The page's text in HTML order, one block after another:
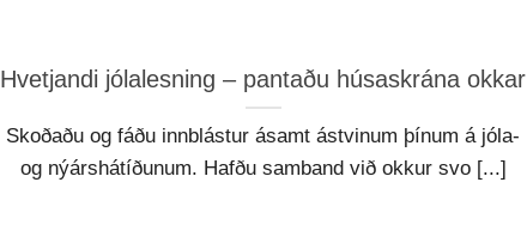
Hvetjandi jólalesning – pantaðu húsaskrána okkar
Skoðaðu og fáðu innblástur ásamt ástvinum þínum á jóla-
og nýárshátíðunum. Hafðu samband við okkur svo [...]